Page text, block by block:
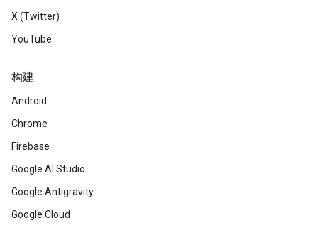
X (Twitter)
YouTube
构建
Android
Chrome
Firebase
Google AI Studio
Google Antigravity
Google Cloud